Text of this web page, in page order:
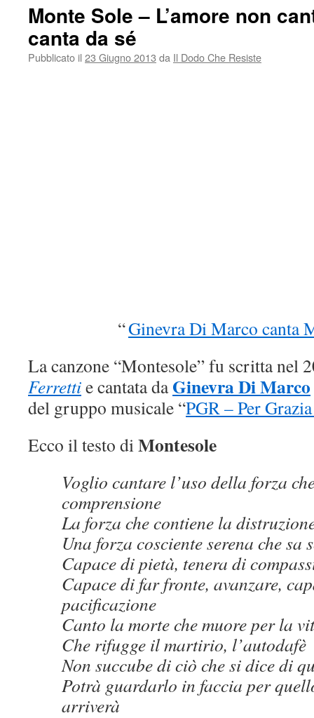
il
doping
Monte Sole – L’amore non
canta da sé
Pubblicato il 23 Giugno 2013 da Il Dodo Che Resiste
“Ginevra Di Marco canta
La canzone “Montesole” fu scritta nel
Ferrettie cantata daGinevra Di Marco
del gruppo musicale “PGR – Per
Ecco il testo diMontesole
Voglio cantare l’uso della forza
comprensione
La forza che contiene la
Una forza cosciente serena che sa
Capace di pietà, tenera di
Capace di far fronte, avanzare,
pacificazione
Canto la morte che muore per la
Che rifugge il martirio, l’autodafè
Non succube di ciò che si dice di
Potrà guardarlo in faccia per
arriverà